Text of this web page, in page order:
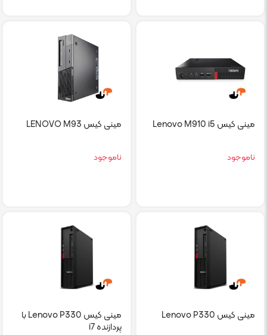
مینی کیس Lenovo M910 i5
ناموجود
مینی کیس LENOVO M93
ناموجود
مینی کیس Lenovo P330
مینی کیس Lenovo P330 با
پردازنده i7